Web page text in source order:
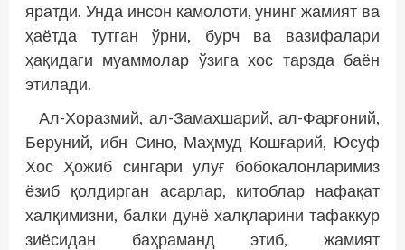
яратди. Унда инсон камолоти, унинг жамият ва
ҳаётда тутган ўрни, бурч ва вазифалари
ҳақидаги муаммолар ўзига хос тарзда баён
этилади.
Ал-Хоразмий, ал-Замахшарий, ал-Фарғоний,
Беруний, ибн Сино, Маҳмуд Кошғарий, Юсуф
Хос Ҳожиб сингари улуғ бобокалонларимиз
ёзиб қолдирган асарлар, китоблар нафақат
халқимизни, балки дунё халқларини тафаккур
зиёсидан баҳраманд этиб, жамият